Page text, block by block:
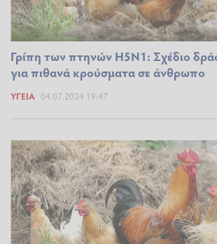
Γρίπη των πτηνών Η5Ν1: Σχέδιο
για πιθανά κρούσματα σε άνθρωπο
ΥΓΕΊΑ 04.07.2024 19:47